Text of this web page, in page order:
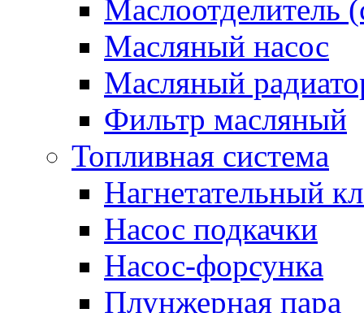
Маслоотделитель
Масляный насос
Масляный
Фильтр масляный
Топливная система
Нагнетательный
Насос подкачки
Насос-форсунка
Плунжерная пара